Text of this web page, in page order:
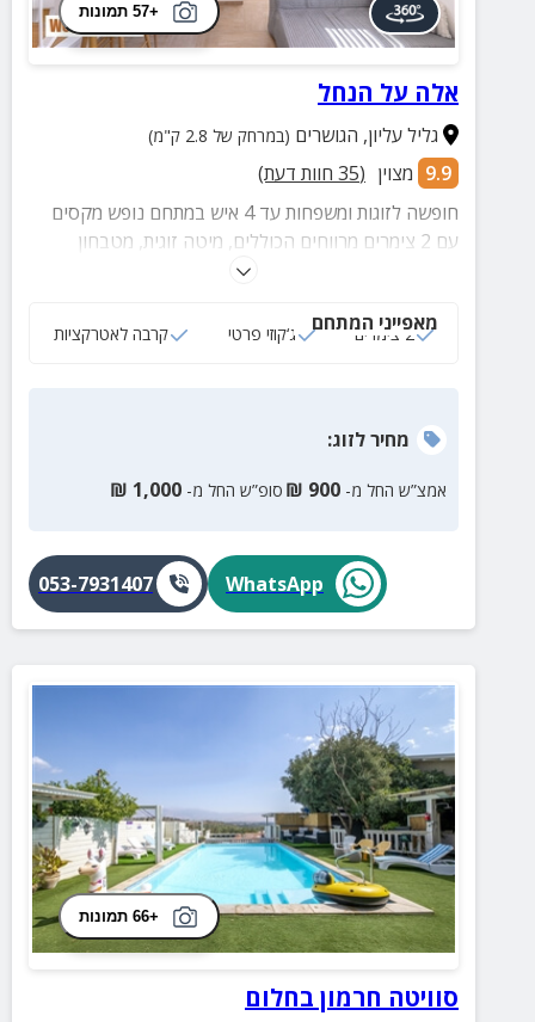
+57 תמונות
אלה על הנחל
גליל עליון, הגושרים (במרחק של 2.8 ק"מ)
9.9 מצוין (
35 חוות דעת)
חופשה לזוגות ומשפחות עד 4 איש במתחם נופש מקסים
עם 2 צימרים מרווחים הכוללים, מיטה זוגית, מטבחון
מאובזר וחצר פרטית עם ג'קוזי ספא מרווח.
מאפייני המתחם
2 צימרים ג‘קוזי פרטי קרבה לאטרקציות
מחירלזוג:
אמצ”ש החל מ- 900
₪ סופ”ש החל מ- 1,000
₪
WhatsApp
053-7931407
+66 תמונות
סוויטה חרמון בחלום